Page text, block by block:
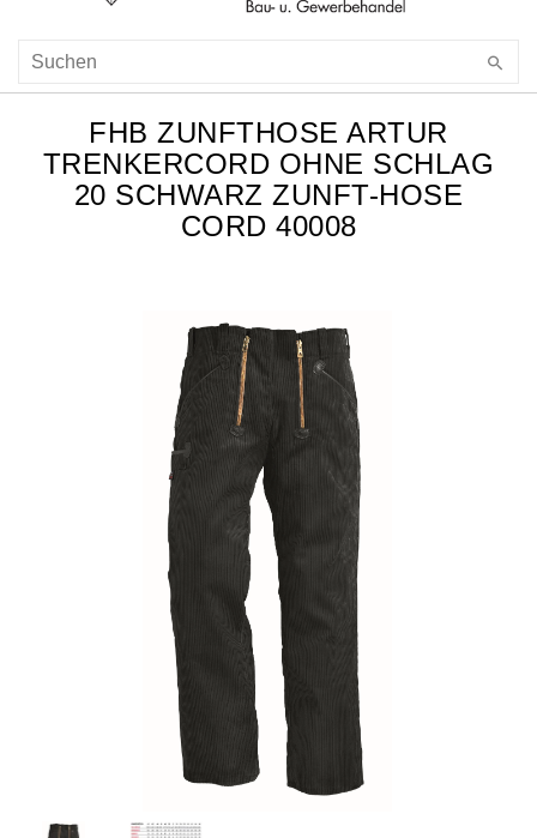
FHB ZUNFTHOSE ARTUR
TRENKERCORD OHNE SCHLAG
20 SCHWARZ ZUNFT-HOSE
CORD 40008